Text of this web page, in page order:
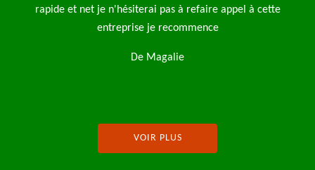
Très bon travail je recommande
VOIR PLUS